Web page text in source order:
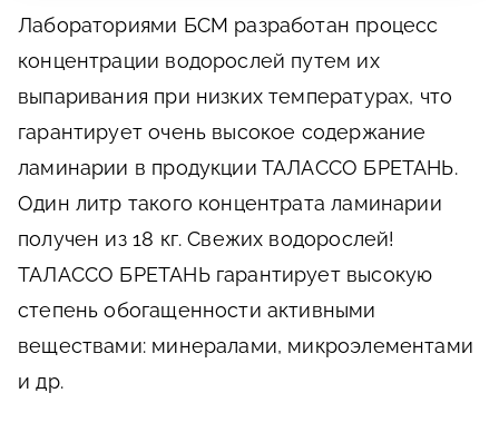
Лабораториями БСМ разработан процесс
концентрации водорослей путем их
выпаривания при низких температурах, что
гарантирует очень высокое содержание
ламинарии в продукции ТАЛАССО БРЕТАНЬ.
Один литр такого концентрата ламинарии
получен из 18 кг. Свежих водорослей!
ТАЛАССО БРЕТАНЬ гарантирует высокую
степень обогащенности активными
веществами: минералами, микроэлементами
и др.